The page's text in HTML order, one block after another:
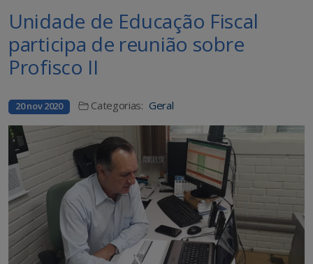
Unidade de Educação Fiscal
participa de reunião sobre
Profisco II
20 nov 2020 Categorias: Geral